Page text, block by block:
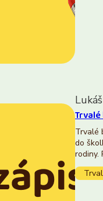
Trvalé
do
rodiny.